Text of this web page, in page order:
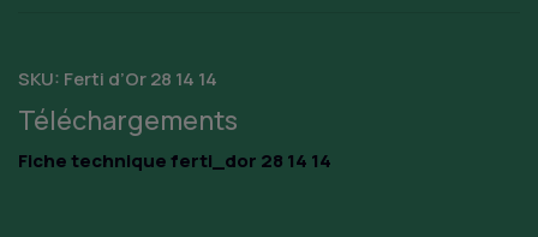
SKU: Ferti d’Or 28 14 14
Téléchargements
Fiche technique ferti_dor 28 14 14